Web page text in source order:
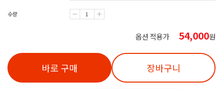
수량
옵션 적용가 54,000원
바로 구매 장바구니